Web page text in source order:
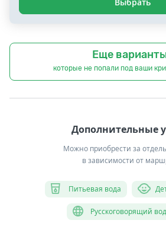
Еще
которые не попали под ваши
Дополнительные
Можно приобрести за
в зависимости от
Питьевая вода
Русскоговорящий